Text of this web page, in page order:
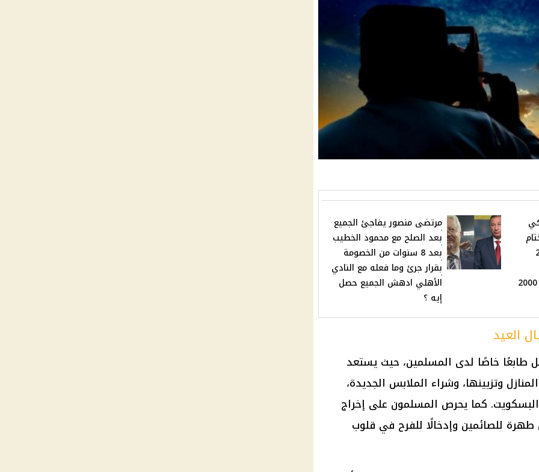
27
جديداً بـ السوق السوداء 2000
مرتضى منصور يفاجئ الجميع
بعد الصلح مع محمود الخطيب
بعد 8 سنوات من الخصومة
بقرار جرئ وما فعله مع النادي
الأهلي ادهش الجميع حصل
إيه ؟
العيد
طابعًا خاصًا لدى المسلمين، حيث يستعد
وتزيينها، وشراء الملابس الجديدة،
كما يحرص المسلمون على إخراج
طهرة للصائمين وإدخالًا للفرح في قلوب